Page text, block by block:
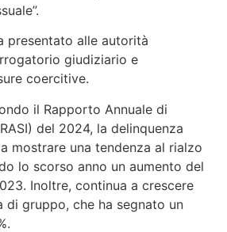
.
presentato alle autorità
giudiziario e
coercitive.
il Rapporto Annuale di
del 2024, la delinquenza
mostrare una tendenza al rialzo
lo scorso anno un aumento del
Inoltre, continua a crescere
di gruppo, che ha segnato un